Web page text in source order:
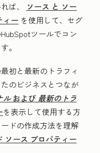
ば、 ソース と ソー
ィー を使用して、セグ
ツールでコン
。
初と最新のトラフィ
のビジネスとつなが
ルおよび 最新のトラ
を表示して使用する方
ドの作成方法を理解
ソース プロパティー